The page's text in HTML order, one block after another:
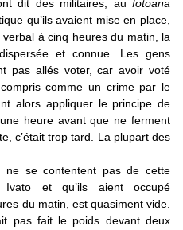
dit des militaires, au fotoana
qu’ils avaient mise en place,
verbal à cinq heures du matin, la
et connue. Les gens
pas allés voter, car avoir voté
comme un crime par le
alors appliquer le principe de
heure avant que ne ferment
c’était trop tard. La plupart des
ne se contentent pas de cette
Ivato et qu’ils aient occupé
du matin, est quasiment vide.
pas fait le poids devant deux